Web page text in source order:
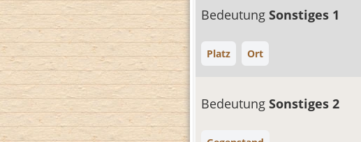
Bedeutung Sonstiges 1
Platz Ort
Bedeutung Sonstiges 2